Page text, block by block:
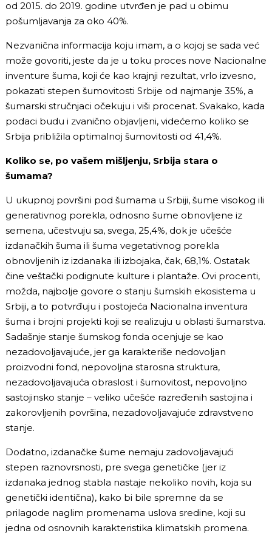
od 2015. do 2019. godine utvrđen je pad u obimu
pošumljavanja za oko 40%.
Nezvanična informacija koju imam, a o kojoj se sada već
može govoriti, jeste da je u toku proces nove Nacionalne
inventure šuma, koji će kao krajnji rezultat, vrlo izvesno,
pokazati stepen šumovitosti Srbije od najmanje 35%, a
šumarski stručnjaci očekuju i viši procenat. Svakako, kada
podaci budu i zvanično objavljeni, videćemo koliko se
Srbija približila optimalnoj šumovitosti od 41,4%.
Koliko se, po vašem mišljenju, Srbija stara o
šumama?
U ukupnoj površini pod šumama u Srbiji, šume visokog ili
generativnog porekla, odnosno šume obnovljene iz
semena, učestvuju sa, svega, 25,4%, dok je učešće
izdanačkih šuma ili šuma vegetativnog porekla
obnovljenih iz izdanaka ili izbojaka, čak, 68,1%. Ostatak
čine veštački podignute kulture i plantaže. Ovi procenti,
možda, najbolje govore o stanju šumskih ekosistema u
Srbiji, a to potvrđuju i postojeća Nacionalna inventura
šuma i brojni projekti koji se realizuju u oblasti šumarstva.
Sadašnje stanje šumskog fonda ocenjuje se kao
nezadovoljavajuće, jer ga karakteriše nedovoljan
proizvodni fond, nepovoljna starosna struktura,
nezadovoljavajuća obraslost i šumovitost, nepovoljno
sastojinsko stanje – veliko učešće razređenih sastojina i
zakorovljenih površina, nezadovoljavajuće zdravstveno
stanje.
Dodatno, izdanačke šume nemaju zadovoljavajući
stepen raznovrsnosti, pre svega genetičke (jer iz
izdanaka jednog stabla nastaje nekoliko novih, koja su
genetički identična), kako bi bile spremne da se
prilagode naglim promenama uslova sredine, koji su
jedna od osnovnih karakteristika klimatskih promena.